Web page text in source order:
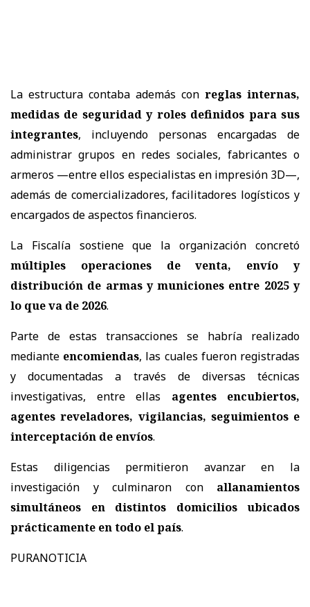
La estructura contaba además con reglas internas,
medidas de seguridad y roles definidos para sus
integrantes, incluyendo personas encargadas de
administrar grupos en redes sociales, fabricantes o
armeros —entre ellos especialistas en impresión 3D—,
además de comercializadores, facilitadores logísticos y
encargados de aspectos financieros.
La Fiscalía sostiene que la organización concretó
múltiples operaciones de venta, envío y
distribución de armas y municiones entre 2025 y
lo que va de 2026.
Parte de estas transacciones se habría realizado
mediante encomiendas, las cuales fueron registradas
y documentadas a través de diversas técnicas
investigativas, entre ellas agentes encubiertos,
agentes reveladores, vigilancias, seguimientos e
interceptación de envíos.
Estas diligencias permitieron avanzar en la
investigación y culminaron con allanamientos
simultáneos en distintos domicilios ubicados
prácticamente en todo el país.
PURANOTICIA